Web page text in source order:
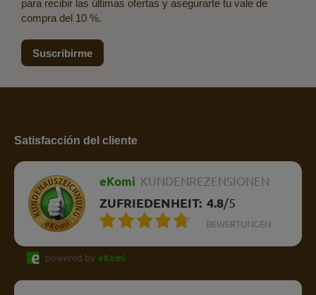
para recibir las últimas ofertas y asegurarte tu vale de
compra del 10 %.
Suscribirme
Satisfacción del cliente
eKomi KUNDENREZENSIONEN
ZUFRIEDENHEIT: 4.8/5
BEWERTUNGEN
powered by eKomi